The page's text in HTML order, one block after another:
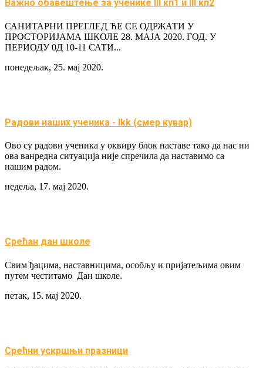
Важно обавештење за ученике III кп1 и III кп2
САНИТАРНИ ПРЕГЛЕД ЋЕ СЕ ОДРЖАТИ У
ПРОСТОРИЈАМА ШКОЛЕ 28. МАЈА 2020. ГОД. У
ПЕРИОДУ 0Д 10-11 САТИ...
понедељак, 25. мај 2020.
Радови наших ученика - Ikk (смер кувар)
Ово су радови ученика у оквиру блок наставе тако да нас ни
ова ванредна ситуација није спречила да наставимо са
нашим радом.
недеља, 17. мај 2020.
Срећан дан школе
Свим ђацима, наставницима, особљу и пријатељима овим
путем честитамо Дан школе.
петак, 15. мај 2020.
Срећни ускршњи празници